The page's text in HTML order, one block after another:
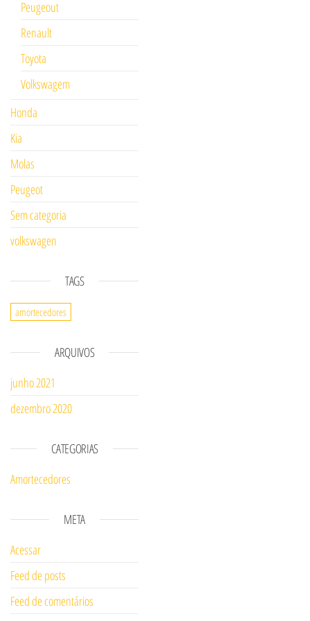
Peugeout
Renault
Toyota
Volkswagem
Honda
Kia
Molas
Peugeot
Sem categoria
volkswagen
TAGS
amortecedores
ARQUIVOS
junho 2021
dezembro 2020
CATEGORIAS
Amortecedores
META
Acessar
Feed de posts
Feed de comentários